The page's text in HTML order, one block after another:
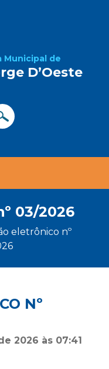
Municipal de
D’Oeste
03/2026
Nº
2026 às 07:41